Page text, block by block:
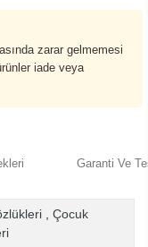
zarar gelmemesi
iade veya
Garanti Ve
Çocuk